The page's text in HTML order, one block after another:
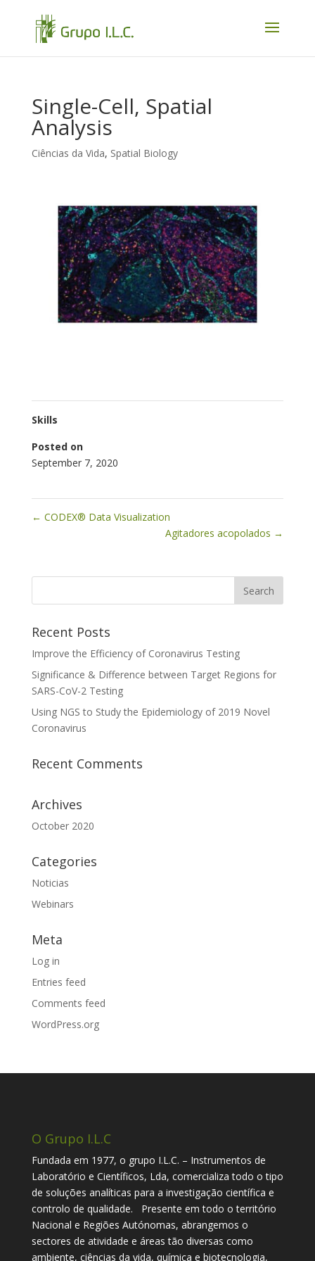
Single-Cell, Spatial
Analysis
Ciências da Vida, Spatial Biology
Skills
Posted on
September 7, 2020
← CODEX® Data Visualization
Agitadores acopolados →
Recent Posts
Improve the Efficiency of Coronavirus Testing
Significance & Difference between Target Regions for
SARS-CoV-2 Testing
Using NGS to Study the Epidemiology of 2019 Novel
Coronavirus
Recent Comments
Archives
October 2020
Categories
Noticias
Webinars
Meta
Log in
Entries feed
Comments feed
WordPress.org
O Grupo I.L.C
Fundada em 1977, o grupo I.L.C. – Instrumentos de
Laboratório e Científicos, Lda, comercializa todo o tipo
de soluções analíticas para a investigação científica e
controlo de qualidade. Presente em todo o território
Nacional e Regiões Autónomas, abrangemos o
sectores de atividade e áreas tão diversas como
ambiente, ciências da vida, química e biotecnologia,